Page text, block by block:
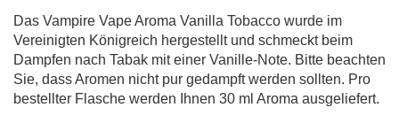
Das Vampire Vape Aroma Vanilla Tobacco wurde im
Vereinigten Königreich hergestellt und schmeckt beim
Dampfen nach Tabak mit einer Vanille-Note. Bitte beachten
Sie, dass Aromen nicht pur gedampft werden sollten. Pro
bestellter Flasche werden Ihnen 30 ml Aroma ausgeliefert.